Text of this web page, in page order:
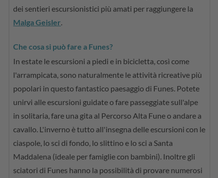
dei sentieri escursionistici più amati per raggiungere la
Malga Geisler
Che cosa si può fare a Funes?
In estate le escursioni a piedi e in bicicletta, così come
l'arrampicata, sono naturalmente le attività ricreative più
popolari in questo fantastico paesaggio di Funes. Potete
unirvi alle escursioni guidate o fare passeggiate sull'alpe
in solitaria, fare una gita al Percorso Alta Fune o andare a
cavallo. L'inverno è tutto all'insegna delle escursioni con le
ciaspole, lo sci di fondo, lo slittino e lo sci a Santa
Maddalena (ideale per famiglie con bambini). Inoltre gli
sciatori di Funes hanno la possibilità di provare numerosi